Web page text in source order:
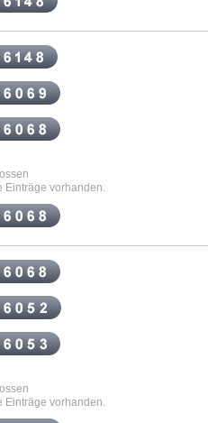
Einträge vorhanden.
Einträge vorhanden.